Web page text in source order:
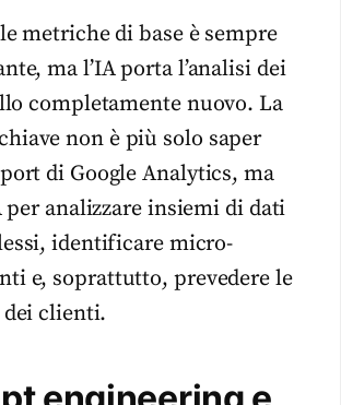
metriche di base è sempre
ma l’IA porta l’analisi dei
completamente nuovo. La
non è più solo saper
di Google Analytics, ma
per analizzare insiemi di dati
identificare micro-
e, soprattutto, prevedere le
clienti.